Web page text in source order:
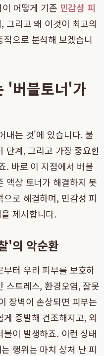
어떻게 기존 민감성 피
그리고 왜 이것이 최고의
적으로 분석해 보겠습니
'버블토너'가
내는 것'에 있습니다. 불
단계, 그리고 가장 중요한
. 바로 이 지점에서 버블
액상 토너가 해결하지 못
로 해결하며, 민감성 피
제시합니다.
'의 악순환
터 우리 피부를 보호하
스트레스, 환경오염, 잘못
장벽이 손상되면 피부는
증발해 건조해지고, 외
이 발생하죠. 이런 상태
행위는 마치 상처 난 피